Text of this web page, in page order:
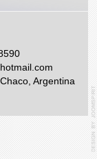
Argentina